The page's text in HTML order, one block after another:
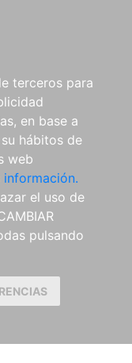
terceros para
en base a
hábitos de
web
información.
el uso de
pulsando